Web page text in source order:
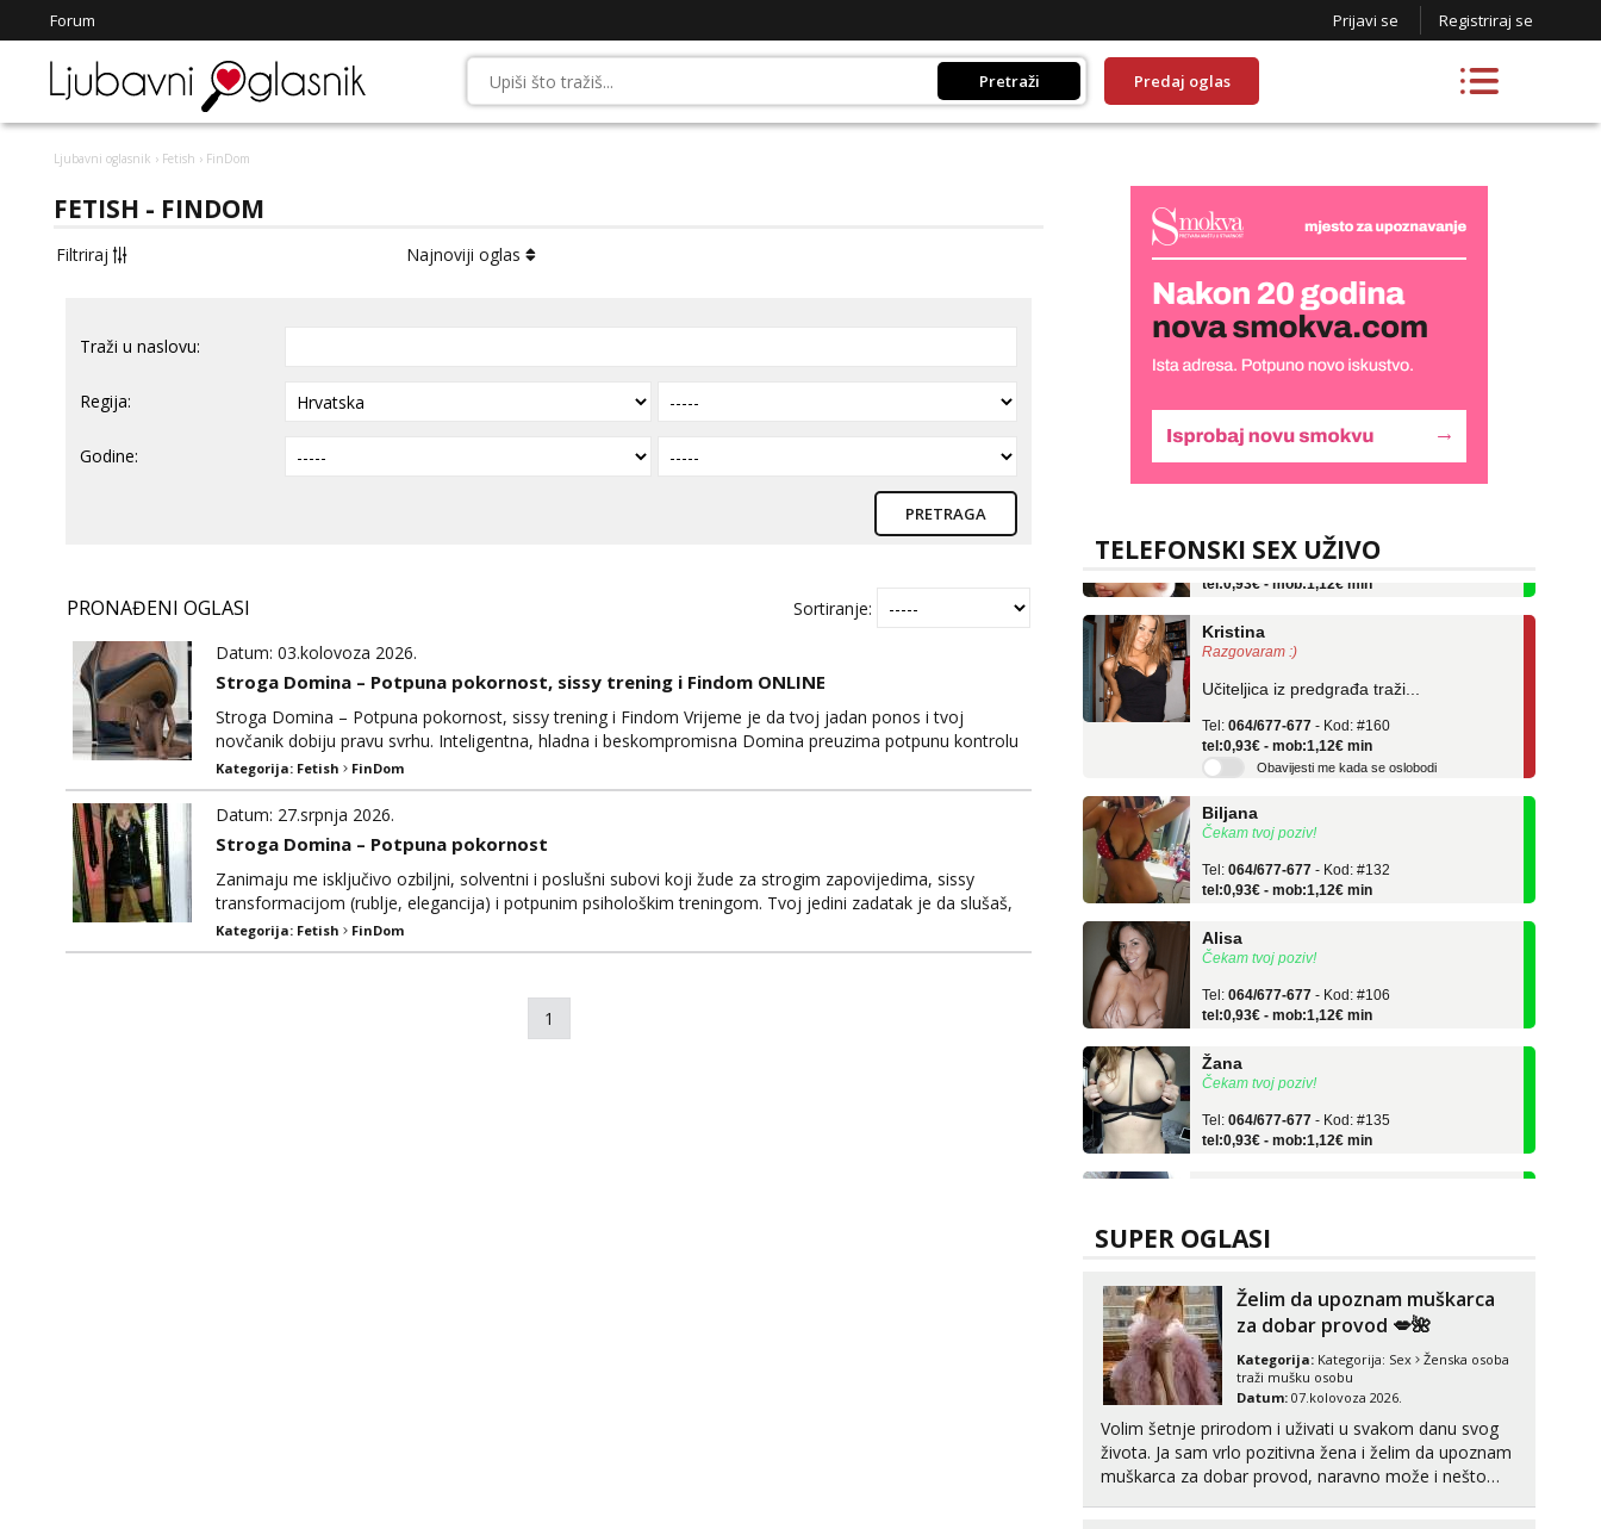
Forum Prijavi se Registriraj se
Pretraži Predaj oglas
Ljubavni oglasnik › Fetish › FinDom
FETISH - FINDOM
Filtriraj Najnoviji oglas
Traži u naslovu:
Regija:
Godine:
PRONAĐENI OGLASI
Sortiranje:
Datum: 03.kolovoza 2026.
Stroga Domina – Potpuna pokornost, sissy trening i Findom ONLINE
Stroga Domina – Potpuna pokornost, sissy trening i Findom Vrijeme je da tvoj jadan ponos i tvoj
novčanik dobiju pravu svrhu. Inteligentna, hladna i beskompromisna Domina preuzima potpunu kontrolu
nad tvojim umom i financijama. Zanimaju me isključivo ozbiljni, solventni i poslušni subovi koji žude za
strogim zapovijedima, sissy transformacijom (rublje, elegancija) i potpunim psihološkim treni...
Kategorija: Fetish FinDom
Datum: 27.srpnja 2026.
Stroga Domina – Potpuna pokornost
Zanimaju me isključivo ozbiljni, solventni i poslušni subovi koji žude za strogim zapovijedima, sissy
transformacijom (rublje, elegancija) i potpunim psihološkim treningom. Tvoj jedini zadatak je da slušaš,
patiš u tišini i pratiš moj luksuzni stil života bez ijedne riječi prigovora. Diskrecija je 100% zajamčena..
dominaolja1@gmail.com
Kategorija: Fetish FinDom
1
TELEFONSKI SEX UŽIVO
Liliana
Tel:064/677-677 - Kod: #69
tel:0,93€ - mob:1,12€ min
Razgovaram :)
064/677-677
- Kod: #160
tel:0,93€ - mob:1,12€ min
Obavijesti me kada se oslobodi
Čekam tvoj poziv!
tel:0,93€ - mob:1,12€ min
Čekam tvoj poziv!
tel:0,93€ - mob:1,12€ min
Čekam tvoj poziv!
tel:0,93€ - mob:1,12€ min
tel:0,93€ - mob:1,12€ min
Zara
Čekam tvoj poziv!
Tel:
tel:0,93€ - mob:1,12€ min
Čekam tvoj poziv!
Tel:064/677-677
- Kod: #142
tel:0,93€ - mob:1,12€ min
SUPER OGLASI
Želim da upoznam muškarca
za dobar provod 💋🌺
Kategorija: Kategorija: Sex
Ženska osoba
traži mušku osobu
Datum: 07.kolovoza 2026.
Volim šetnje prirodom i uživati u svakom danu svog
života. Ja sam vrlo pozitivna žena i želim da upoznam
muškarca za dobar provod, naravno može i nešto